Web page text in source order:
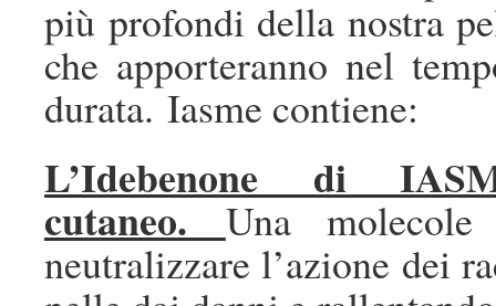
più profondi della nostra
che apporteranno nel
durata. Iasme contiene:
L’Idebenone di
cutaneo. Una
neutralizzare l’azione dei